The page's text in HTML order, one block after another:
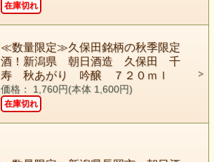
在庫切れ
≪数量限定≫久保田銘柄の秋季限定
酒！新潟県 朝日酒造 久保田 千
寿 秋あがり 吟醸 ７２０ｍｌ
価格： 1,760円(本体 1,600円)
在庫切れ